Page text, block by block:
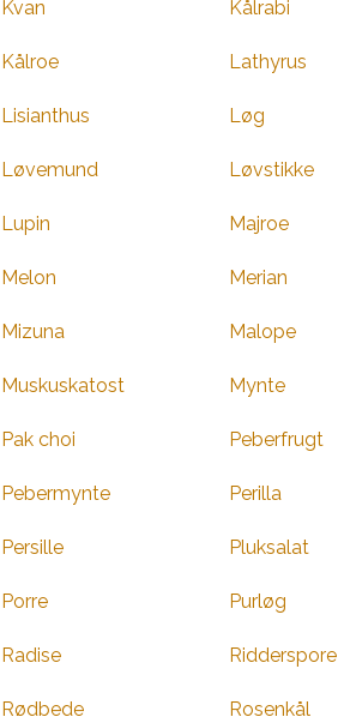
Kvan Kålrabi
Kålroe Lathyrus
Lisianthus Løg
Løvemund Løvstikke
Lupin Majroe
Melon Merian
Mizuna Malope
Muskuskatost Mynte
Pak choi Peberfrugt
Pebermynte Perilla
Persille Pluksalat
Porre Purløg
Radise Ridderspore
Rødbede Rosenkål